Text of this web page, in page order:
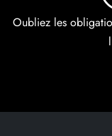
Oubliez les